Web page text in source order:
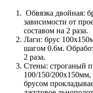
Обвязка двойная:
зависимости от
составом на 2 раза.
Лаги: брус
шагом 0.6м.
2 раза.
Стены: строганый
100/150/
брусом